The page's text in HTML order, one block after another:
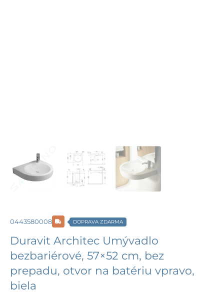
0443580008 DOPRAVA ZDARMA
Duravit Architec Umývadlo
bezbariérové, 57×52 cm, bez
prepadu, otvor na batériu vpravo,
biela